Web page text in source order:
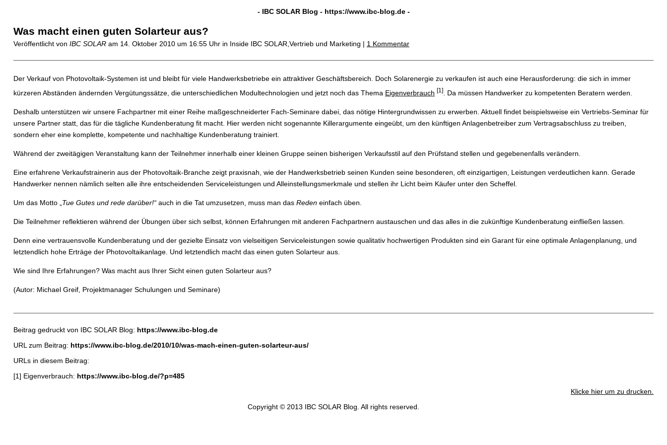
- IBC SOLAR Blog - https://www.ibc-blog.de-
Was macht einen guten Solarteur aus?
Veröffentlicht von IBC SOLARam 14. Oktober 2010 um 16:55 Uhr in Inside IBC SOLAR,Vertrieb und Marketing | 1 Kommentar
Der Verkauf von Photovoltaik-Systemen ist und bleibt für viele Handwerksbetriebe ein attraktiver Geschäftsbereich. Doch Solarenergie zu verkaufen ist auch eine Herausforderung: die sich in immer
kürzeren Abständen ändernden Vergütungssätze, die unterschiedlichen Modultechnologien und jetzt noch das Thema Eigenverbrauch [1]. Da müssen Handwerker zu kompetenten Beratern werden.
Deshalb unterstützen wir unsere Fachpartner mit einer Reihe maßgeschneiderter Fach-Seminare dabei, das nötige Hintergrundwissen zu erwerben. Aktuell findet beispielsweise ein Vertriebs-Seminar für
unsere Partner statt, das für die tägliche Kundenberatung fit macht. Hier werden nicht sogenannte Killerargumente eingeübt, um den künftigen Anlagenbetreiber zum Vertragsabschluss zu treiben,
sondern eher eine komplette, kompetente und nachhaltige Kundenberatung trainiert.
Während der zweitägigen Veranstaltung kann der Teilnehmer innerhalb einer kleinen Gruppe seinen bisherigen Verkaufsstil auf den Prüfstand stellen und gegebenenfalls verändern.
Eine erfahrene Verkaufstrainerin aus der Photovoltaik-Branche zeigt praxisnah, wie der Handwerksbetrieb seinen Kunden seine besonderen, oft einzigartigen, Leistungen verdeutlichen kann. Gerade
Handwerker nennen nämlich selten alle ihre entscheidenden Serviceleistungen und Alleinstellungsmerkmale und stellen ihr Licht beim Käufer unter den Scheffel.
Um das Motto „ Tue Gutes und rede darüber!“ auch in die Tat umzusetzen, muss man das Redeneinfach üben.
Die Teilnehmer reflektieren während der Übungen über sich selbst, können Erfahrungen mit anderen Fachpartnern austauschen und das alles in die zukünftige Kundenberatung einfließen lassen.
Denn eine vertrauensvolle Kundenberatung und der gezielte Einsatz von vielseitigen Serviceleistungen sowie qualitativ hochwertigen Produkten sind ein Garant für eine optimale Anlagenplanung, und
letztendlich hohe Erträge der Photovoltaikanlage. Und letztendlich macht das einen guten Solarteur aus.
Wie sind Ihre Erfahrungen? Was macht aus Ihrer Sicht einen guten Solarteur aus?
(Autor: Michael Greif, Projektmanager Schulungen und Seminare)
Beitrag gedruckt von IBC SOLAR Blog: https://www.ibc-blog.de
URL zum Beitrag: https://www.ibc-blog.de/2010/10/was-mach-einen-guten-solarteur-aus/
URLs in diesem Beitrag:
[1] Eigenverbrauch: https://www.ibc-blog.de/?p=485
Klicke hier um zu drucken.
Copyright © 2013 IBC SOLAR Blog. All rights reserved.